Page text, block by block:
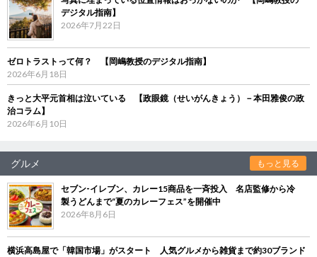
デジタル指南】
2026年7月22日
ゼロトラストって何？ 【岡嶋教授のデジタル指南】
2026年6月18日
きっと大平元首相は泣いている 【政眼鏡（せいがんきょう）－本田雅俊の政
治コラム】
2026年6月10日
グルメ もっと見る
セブン‐イレブン、カレー15商品を一斉投入 名店監修から冷
製うどんまで“夏のカレーフェス”を開催中
2026年8月6日
横浜高島屋で「韓国市場」がスタート 人気グルメから雑貨まで約30ブランド